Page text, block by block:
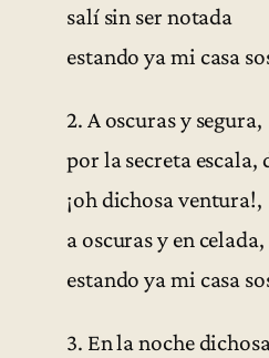
salí sin ser notada
estando ya mi casa
2. A oscuras y segura,
por la secreta escala,
¡oh dichosa ventura!,
a oscuras y en celada,
estando ya mi casa
3. En la noche